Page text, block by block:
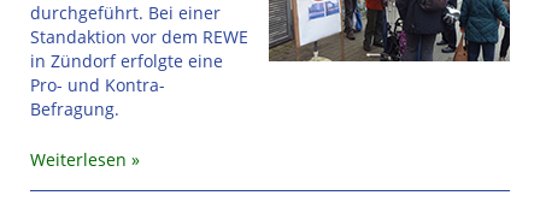
durchgeführt. Bei einer
Standaktion vor dem REWE
in Zündorf erfolgte eine
Pro- und Kontra-
Befragung.
Weiterlesen